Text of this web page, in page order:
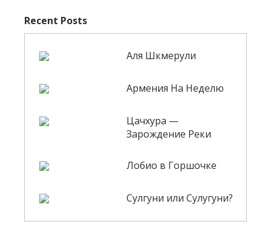
Recent Posts
Аля Шкмерули
Армения На Неделю
Цачхура —
Зарождение Реки
Лобио в Горшочке
Сулгуни или Сулугуни?